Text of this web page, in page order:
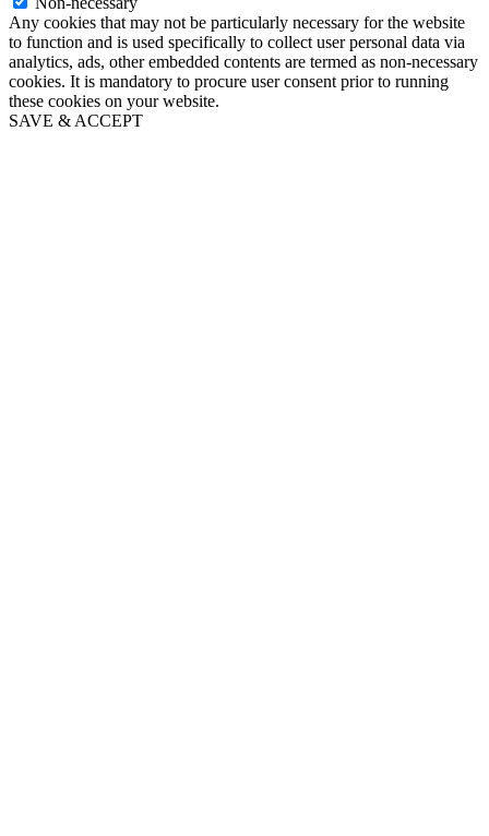
Any cookies that may not be particularly necessary for the website
to function and is used specifically to collect user personal data via
analytics, ads, other embedded contents are termed as non-necessary
cookies. It is mandatory to procure user consent prior to running
these cookies on your website.
SAVE & ACCEPT